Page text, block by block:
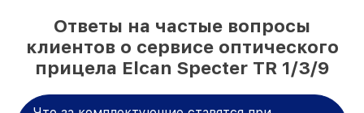
Ответы на частые вопросы
клиентов о сервисе оптического
прицела Elcan Specter TR 1/3/9